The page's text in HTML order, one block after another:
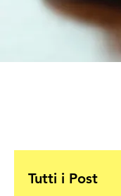
Tutti i Post